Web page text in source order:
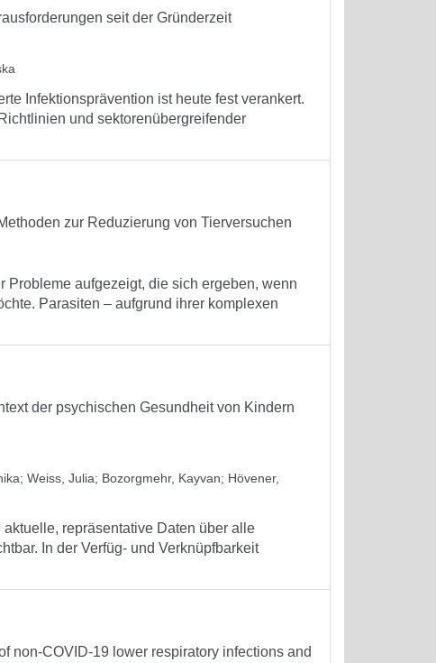
seit der Gründerzeit
Infektionsprävention ist heute fest verankert.
und sektorenübergreifender
zur Reduzierung von Tierversuchen
Probleme aufgezeigt, die sich ergeben, wenn
Parasiten – aufgrund ihrer komplexen
der psychischen Gesundheit von Kindern
; Weiss, Julia; Bozorgmehr, Kayvan; Hövener,
repräsentative Daten über alle
In der Verfüg- und Verknüpfbarkeit
non-COVID-19 lower respiratory infections and